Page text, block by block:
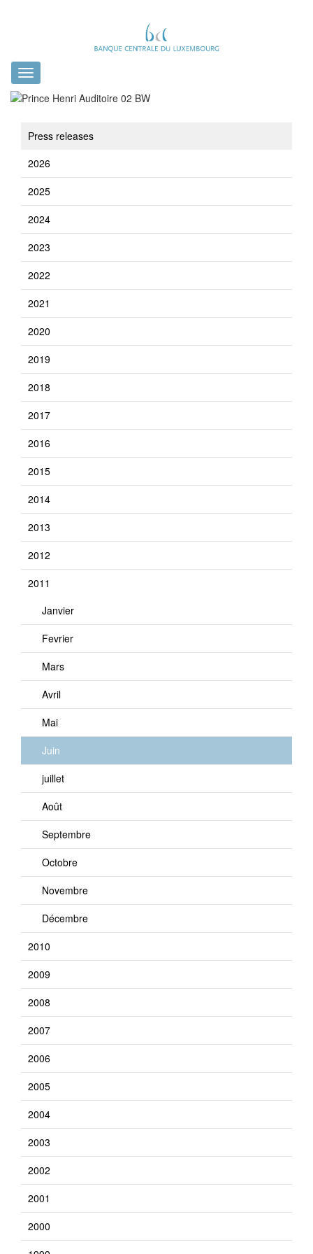
Toggle
navigation
Press releases
2026
2025
2024
2023
2022
2021
2020
2019
2018
2017
2016
2015
2014
2013
2012
2011
Janvier
Fevrier
Mars
Avril
Mai
Juin
juillet
Août
Septembre
Octobre
Novembre
Décembre
2010
2009
2008
2007
2006
2005
2004
2003
2002
2001
2000